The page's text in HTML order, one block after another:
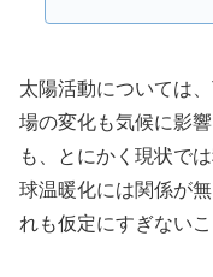
太陽活動については
場の変化も気候に影
も、とにかく現状で
球温暖化には関係が
れも仮定にすぎない